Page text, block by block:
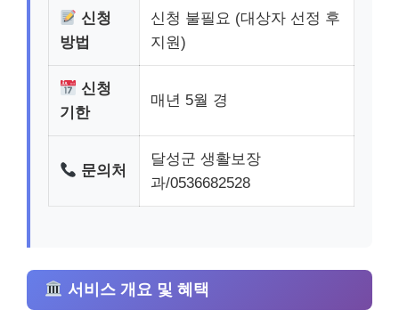
신청
방법
신청 불필요 (대상자 선정 후
지원)
신청
기한
매년 5월 경
문의처
달성군 생활보장
과/0536682528
서비스 개요 및 혜택